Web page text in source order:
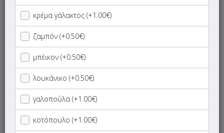
Γρήγορη
αναζήτηση
προϊόντος...
SUPER Προσφορές
Πίτσες
Καλτσόνε
Πεϊνιρλί
κρέμα γάλακτος (+1.00€)
ζαμπόν (+0.50€)
μπέικον (+0.50€)
λουκάνικο (+0.50€)
γαλοπούλα (+1.00€)
κοτόπουλο (+1.00€)